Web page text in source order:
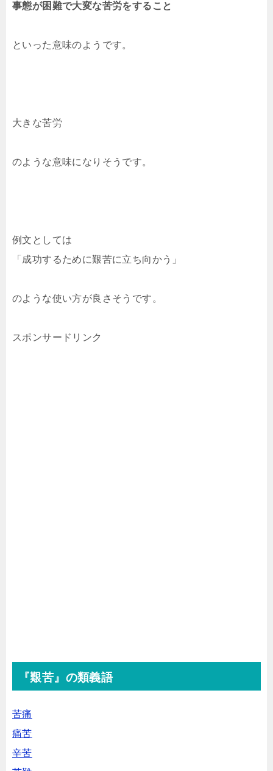
事態が困難で大変な苦労をすること
といった意味のようです。
大きな苦労
のような意味になりそうです。
例文としては
「成功するために艱苦に立ち向かう」
のような使い方が良さそうです。
スポンサードリンク
『艱苦』の類義語
苦痛
痛苦
辛苦